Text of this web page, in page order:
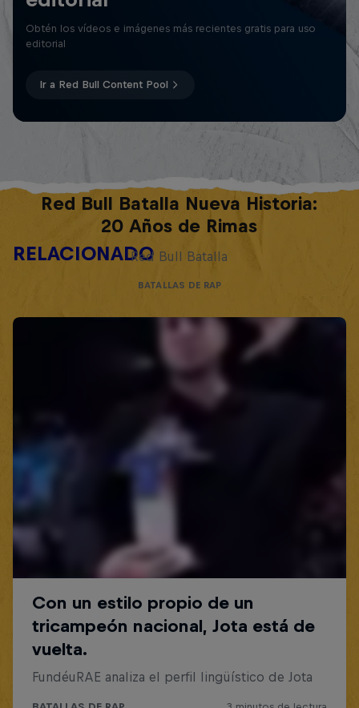
Obtén los vídeos e imágenes más recientes gratis para uso
editorial
Ir a Red Bull Content Pool
RELACIONADO
Red Bull Batalla Nueva Historia:
20 Años de Rimas
Red Bull Batalla
BATALLAS DE RAP